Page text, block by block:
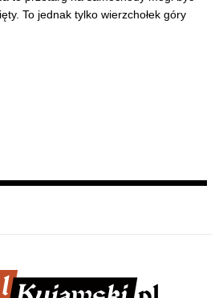
To jednak tylko wierzchołek góry